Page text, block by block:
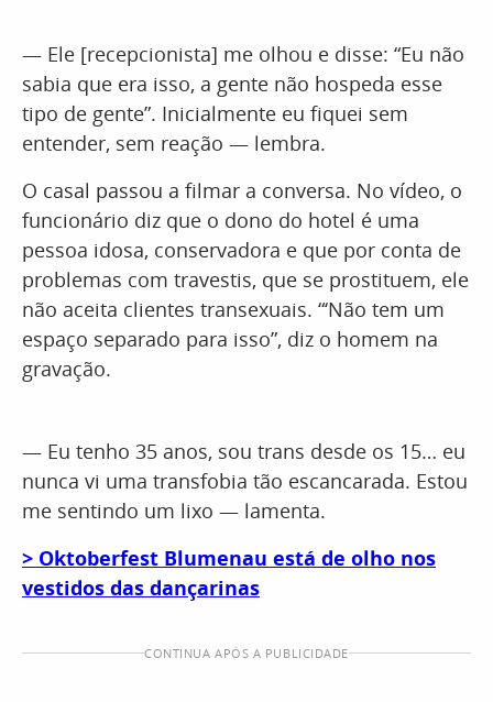
— Ele [recepcionista] me olhou e disse: “Eu não
sabia que era isso, a gente não hospeda esse
tipo de gente”. Inicialmente eu fiquei sem
entender, sem reação — lembra.
O casal passou a filmar a conversa. No vídeo, o
funcionário diz que o dono do hotel é uma
pessoa idosa, conservadora e que por conta de
problemas com travestis, que se prostituem, ele
não aceita clientes transexuais. “‘Não tem um
espaço separado para isso”, diz o homem na
gravação.
— Eu tenho 35 anos, sou trans desde os 15… eu
nunca vi uma transfobia tão escancarada. Estou
me sentindo um lixo — lamenta.
> Oktoberfest Blumenau está de olho nos
vestidos das dançarinas
CONTINUA APÓS A PUBLICIDADE